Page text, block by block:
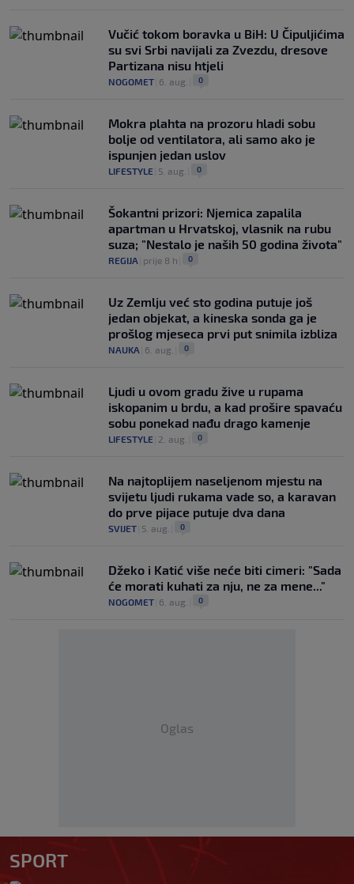
Vučić tokom boravka u BiH: U Čipuljićima
su svi Srbi navijali za Zvezdu, dresove
Partizana nisu htjeli
NOGOMET 6. aug. 0
Mokra plahta na prozoru hladi sobu
bolje od ventilatora, ali samo ako je
ispunjen jedan uslov
LIFESTYLE 5. aug. 0
Šokantni prizori: Njemica zapalila
apartman u Hrvatskoj, vlasnik na rubu
suza; "Nestalo je naših 50 godina života"
REGIJA prije 8 h 0
Uz Zemlju već sto godina putuje još
jedan objekat, a kineska sonda ga je
prošlog mjeseca prvi put snimila izbliza
NAUKA 6. aug. 0
Ljudi u ovom gradu žive u rupama
iskopanim u brdu, a kad prošire spavaću
sobu ponekad nađu drago kamenje
LIFESTYLE 2. aug. 0
Na najtoplijem naseljenom mjestu na
svijetu ljudi rukama vade so, a karavan
do prve pijace putuje dva dana
SVIJET 5. aug. 0
Džeko i Katić više neće biti cimeri: "Sada
će morati kuhati za nju, ne za mene..."
NOGOMET 6. aug. 0
Oglas
SPORT